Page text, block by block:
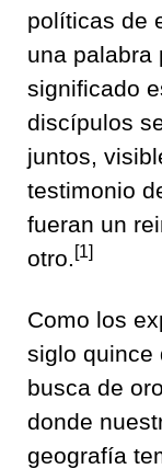
políticas de
una palabra
significado
discípulos
juntos,
testimonio
fueran un
otro. [1]
Como los
siglo quince
busca de
donde
geografía